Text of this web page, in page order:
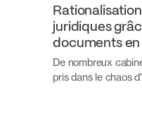
juridiques
documents en
De nombreux
pris dans le chaos